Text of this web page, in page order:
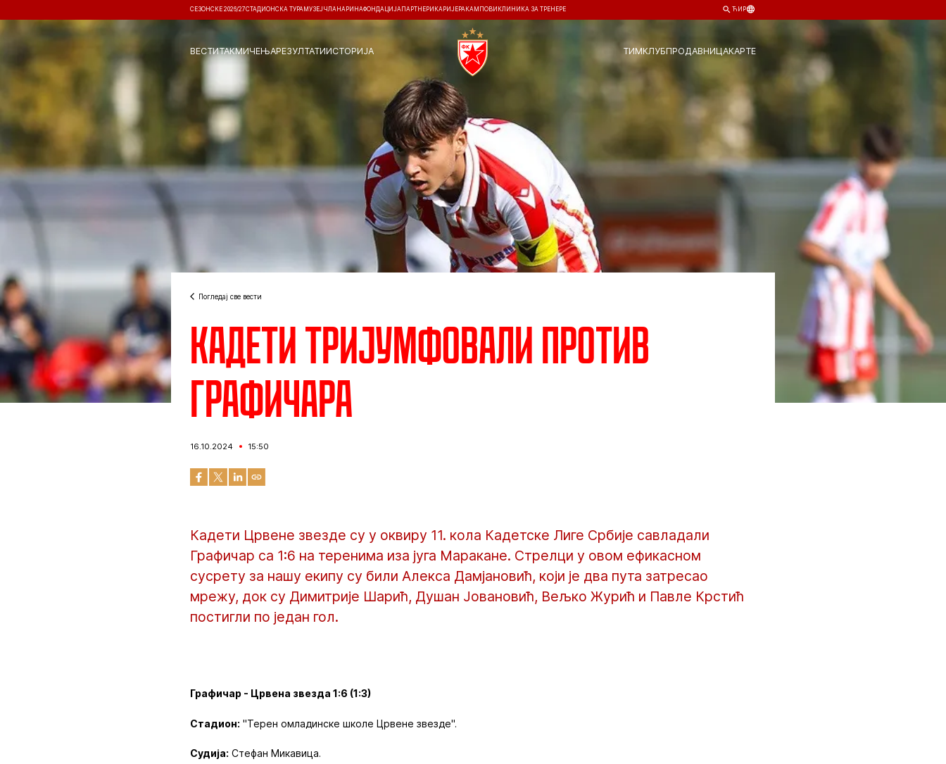
СЕЗОНСКЕ 2026/27СТАДИОНСКА ТУРА МУЗЕЈ ЧЛАНАРИНАФОНДАЦИЈА ПАРТНЕРИ КАРИЈЕРА КАМПОВИ КЛИНИКА ЗА ТРЕНЕРЕ ЋИР
ВЕСТИТАКМИЧЕЊАРЕЗУЛТАТИИСТОРИЈА ТИМКЛУБПРОДАВНИЦАКАРТЕ
Погледај све вести
Кадети тријумфовали против
Графичара
16.10.2024 15:50
Кадети Црвене звезде су у оквиру 11. кола Кадетске Лиге Србије савладали
Графичар са 1:6 на теренима иза југа Маракане. Стрелци у овом ефикасном
сусрету за нашу екипу су били Алекса Дамјановић, који је два пута затресао
мрежу, док су Димитрије Шарић, Душан Јовановић, Вељко Журић и Павле Крстић
постигли по један гол.
Графичар - Црвена звезда 1:6 (1:3)
Стадион: "Терен омладинске школе Црвене звезде".
Судија: Стефан Микавица.